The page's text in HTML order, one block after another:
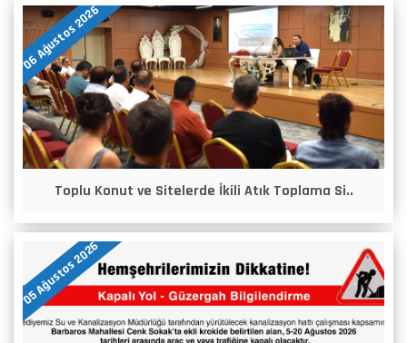
06 Ağustos 2026
Toplu Konut ve Sitelerde İkili Atık Toplama Si..
05 Ağustos 2026